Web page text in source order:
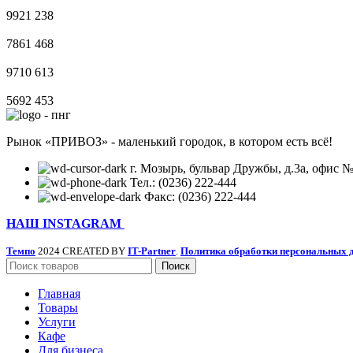
9921 238
7861 468
9710 613
5692 453
Рынок «ПРИВОЗ» - маленький городок, в котором есть всё!
г. Мозырь, бульвар Дружбы, д.3а, офис
Тел.: (0236) 222-444
Факс: (0236) 222-444
НАШ INSTAGRAM
Темпо 2024 CREATED BY IT-Partner. Политика обработки персональных
Поиск
Главная
Товары
Услуги
Кафе
Для бизнеса